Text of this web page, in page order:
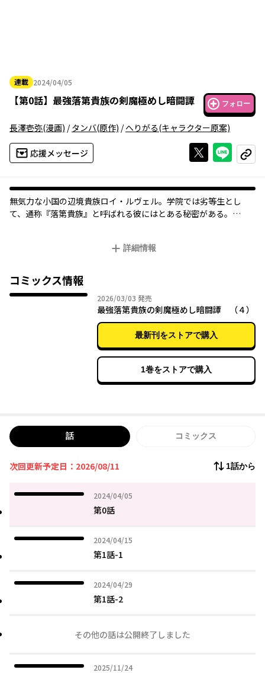
連載 2024/04/05
2024年04月05日
【第0話】 最強落第貴族の剣魔極めし暗闘譚 フォロー
長澤壱弥(漫画) /タンバ(原作) /へりがる(キャラクター原案)
応援メッセージ Xで投稿する
ライン
コピー
無気力な小国の辺境貴族ロイ・ルヴェル。学院では劣等生とし
て、通称『落第貴族』と呼ばれる彼にはとある秘密がある。
二大国で称賛される最強の正体は、無能を演じるロイなのだ！
剣聖・賢者を志す学院の美少女たちに興味を持たれ……!?
落第貴族の新たな暗躍ファンタジー、開幕!!
詳細情報
コミックス情報
2026/03/03 2026年03月03日
発売
最強落第貴族の剣魔極めし暗闘譚 （４）
最新刊をストアで購入
1巻をストアで購入
話 コミックス
次回更新予定日：2026/08/11 1話から
2024/04/05
2024年04月05日
第0話
2024/04/15
2024年04月15日
第1話-1
2024/04/29
2024年04月29日
第1話-2
その他の話は公開終了しました
2025/11/24
2025年11月24日